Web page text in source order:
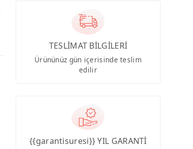
TESLİMAT BİLGİLERİ
Ürününüz gün içerisinde teslim
edilir
{{garantisuresi}} YIL GARANTİ